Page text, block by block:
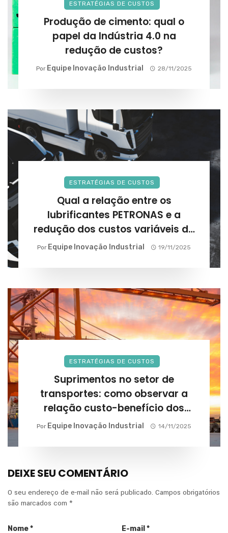
ESTRATÉGIAS DE CUSTOS
Produção de cimento: qual o
papel da Indústria 4.0 na
redução de custos?
Por Equipe Inovação Industrial 28/11/2025
ESTRATÉGIAS DE CUSTOS
Qual a relação entre os
lubrificantes PETRONAS e a
redução dos custos variáveis da
frota?
Por Equipe Inovação Industrial 19/11/2025
ESTRATÉGIAS DE CUSTOS
Suprimentos no setor de
transportes: como observar a
relação custo-benefício dos
fornecedores?
Por Equipe Inovação Industrial 14/11/2025
DEIXE SEU COMENTÁRIO
O seu endereço de e-mail não será publicado. Campos obrigatórios
são marcados com *
Nome* E-mail *